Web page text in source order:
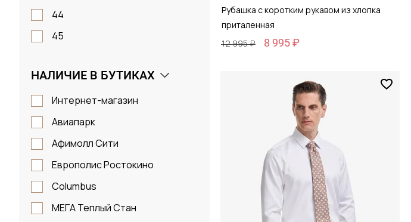
44
45
S
M
L
XL
2XL
НАЛИЧИЕ В БУТИКАХ
Интернет-магазин
Авиапарк
Афимолл Сити
Европолис Ростокино
Columbus
МЕГА Теплый Стан
Рубашка с коротким рукавом из хлопка
приталенная
12 995 ₽
8 995 ₽
Добавить в корзину